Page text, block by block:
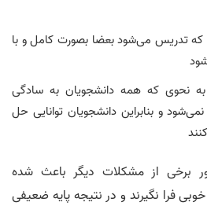
تدریس می‌شود بعضا بصورت کامل و با
نحوی که همه دانشجویان به سادگی
و بنابراین دانشجویان توانایی حل
برخی از مشکلات دیگر باعث شده
فرا نگیرند و در نتیجه پایه ضعیفی